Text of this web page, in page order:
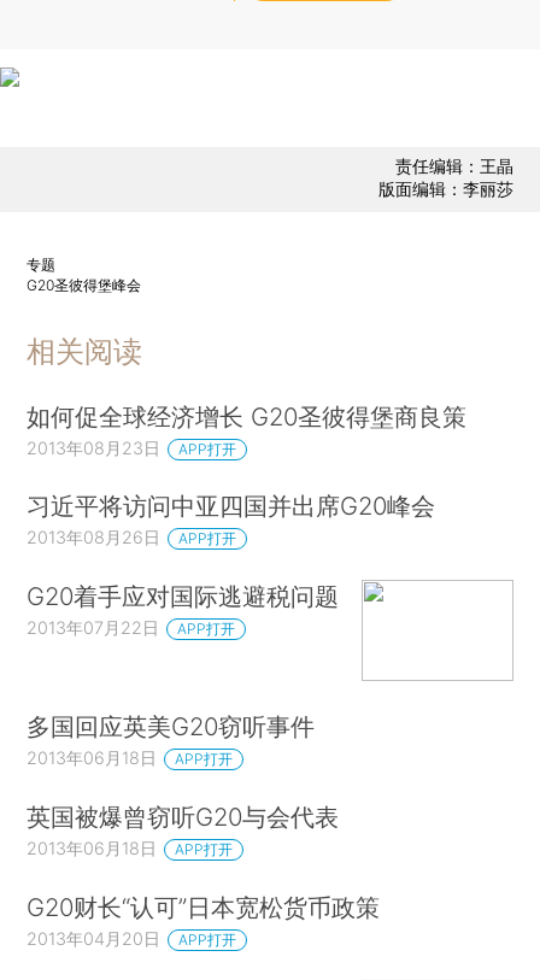
责任编辑：王晶
版面编辑：李丽莎
专题
G20圣彼得堡峰会
相关阅读
如何促全球经济增长 G20圣彼得堡商良策
2013年08月23日 APP打开
习近平将访问中亚四国并出席G20峰会
2013年08月26日 APP打开
G20着手应对国际逃避税问题
2013年07月22日 APP打开
多国回应英美G20窃听事件
2013年06月18日 APP打开
英国被爆曾窃听G20与会代表
2013年06月18日 APP打开
G20财长“认可”日本宽松货币政策
2013年04月20日 APP打开